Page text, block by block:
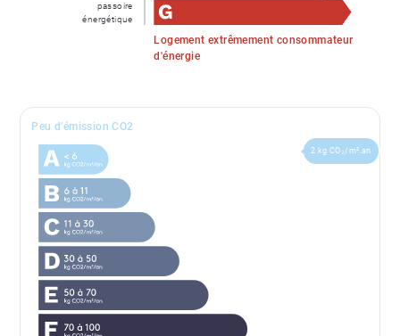
Logement extrêmement consommateur
d'énergie
passoire
énergétique
Peu d'émission CO2
2 kg CO₂/m².an